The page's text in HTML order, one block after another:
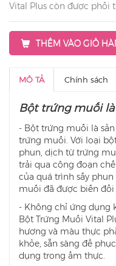
Vital Plus còn được phối
THÊM VÀO GIỎ
MÔ TẢ Chính sách
Bột trứng muối là
- Bột trứng muối là
trứng muối. Với loại
phun, dịch từ trứng
trải qua công đoạn
của quá trình sấy
muối đã được biến
- Không chỉ ứng dụng
Bột Trứng Muối Vital
hương và màu thực
khỏe, sẵn sàng để
dụng trong ẩm thực.